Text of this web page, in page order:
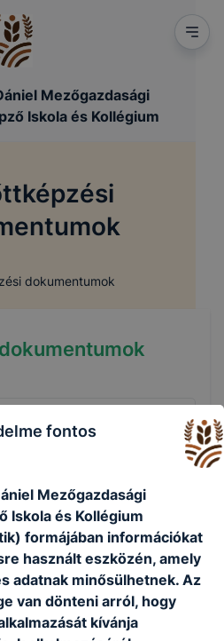
Mezőgazdasági
Iskola és Kollégium
dokumentumok
tájékozta
Letöltés
fontos
Mezőgazdasági
Iskola és Kollégium
formájában információkat
használt eszközén, amely
adatnak minősülhetnek. Az
van dönteni arról, hogy
kívánja